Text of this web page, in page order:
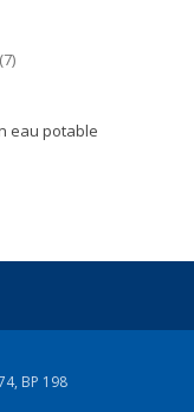
(7)
eau potable
BP 198